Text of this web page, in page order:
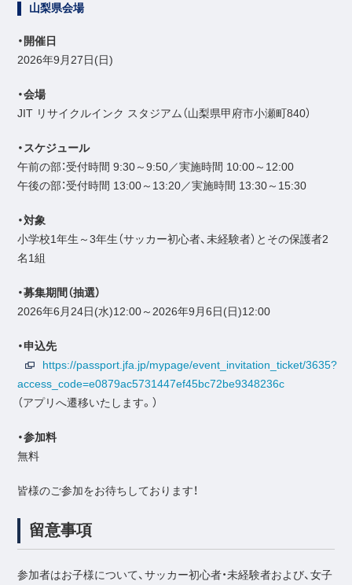
山梨県会場
・開催日
2026年9月27日(日)
・会場
JIT リサイクルインク スタジアム（山梨県甲府市小瀬町840）
・スケジュール
午前の部：受付時間 9:30～9:50／実施時間 10:00～12:00
午後の部：受付時間 13:00～13:20／実施時間 13:30～15:30
・対象
小学校1年生～3年生（サッカー初心者、未経験者）とその保護者2
名1組
・募集期間（抽選）
2026年6月24日(水)12:00～2026年9月6日(日)12:00
・申込先
https://passport.jfa.jp/mypage/event_invitation_ticket/3635?
access_code=e0879ac5731447ef45bc72be9348236c
（アプリへ遷移いたします。）
・参加料
無料
皆様のご参加をお待ちしております！
留意事項
参加者はお子様について、サッカー初心者・未経験者および、女子